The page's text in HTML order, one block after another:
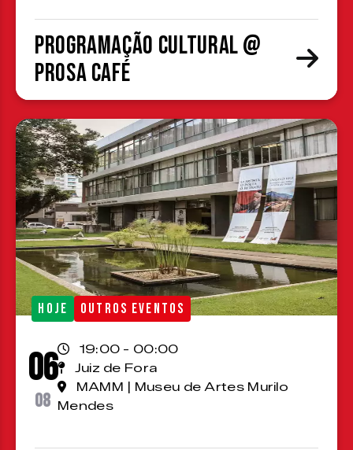
Programação cultural @
Prosa Café
HOJE OUTROS EVENTOS
06
08
19:00 - 00:00
Juiz de Fora
MAMM | Museu de Artes Murilo
Mendes